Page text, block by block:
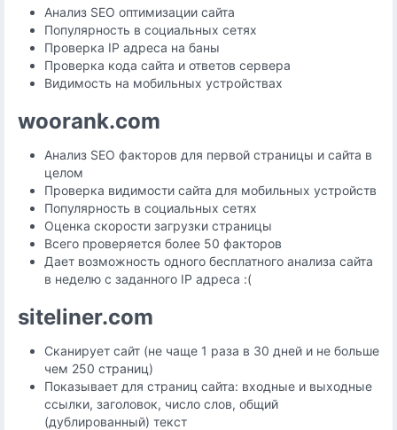
Анализ SEO оптимизации сайта
Популярность в социальных сетях
Проверка IP адреса на баны
Проверка кода сайта и ответов сервера
Видимость на мобильных устройствах
woorank.com
Анализ SEO факторов для первой страницы и сайта в
целом
Проверка видимости сайта для мобильных устройcтв
Популярность в социальных сетях
Оценка скорости загрузки страницы
Всего проверяется более 50 факторов
Дает возможность одного бесплатного анализа сайта
в неделю с заданного IP адреса :(
siteliner.com
Сканирует сайт (не чаще 1 раза в 30 дней и не больше
чем 250 страниц)
Показывает для страниц сайта: входные и выходные
ссылки, заголовок, число слов, общий
(дублированный) текст